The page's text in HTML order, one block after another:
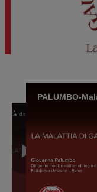
Play
PALUMBO-